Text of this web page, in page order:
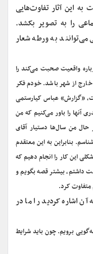
به این آثار تفاوت‌هایی
را به تصویر بکشد.
به ورطه شعار
واقعیت صحبت می‌کند را
از شهر باشد. خودم فکر
«گزارش» عباس کیارستمی
آنها را باور می‌کنیم که من
حال من سال‌ها دستیار آقای
بنابراین به این معتقدم
این کار را انجام دهیم که
داشتم، بیشتر قصه بگویم و
کرد.
آن اشاره کردید را ما در
برویم. چون باید شرایط